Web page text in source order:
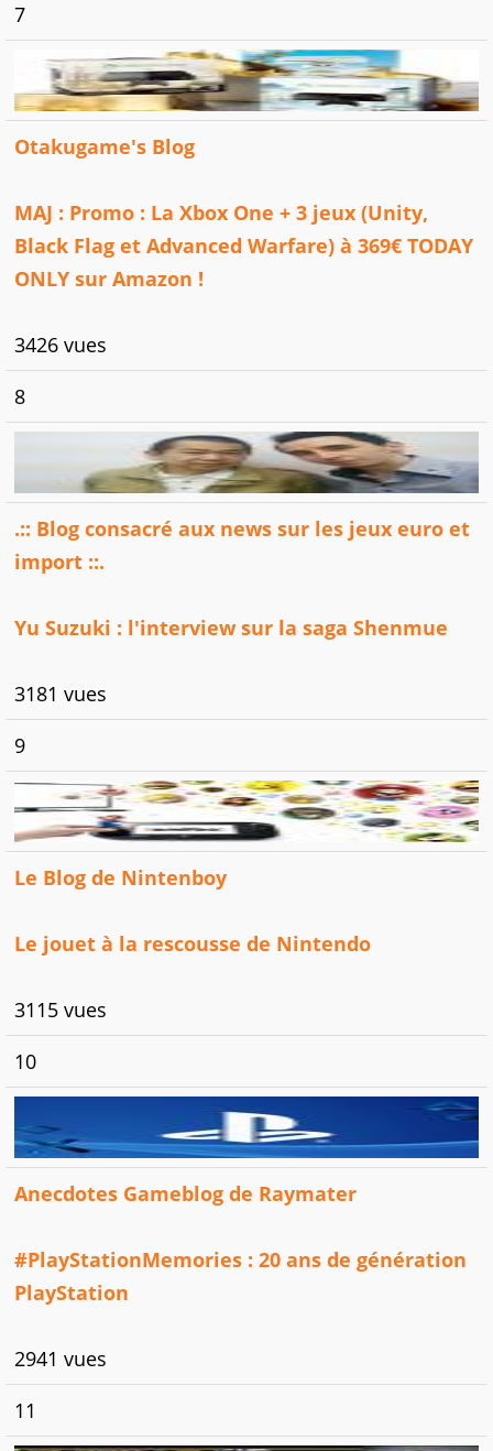
7
Otakugame's Blog
MAJ : Promo : La Xbox One + 3 jeux (Unity,
Black Flag et Advanced Warfare) à 369€ TODAY
ONLY sur Amazon !
3426 vues
8
.:: Blog consacré aux news sur les jeux euro et
import ::.
Yu Suzuki : l'interview sur la saga Shenmue
3181 vues
9
Le Blog de Nintenboy
Le jouet à la rescousse de Nintendo
3115 vues
10
Anecdotes Gameblog de Raymater
#PlayStationMemories : 20 ans de génération
PlayStation
2941 vues
11